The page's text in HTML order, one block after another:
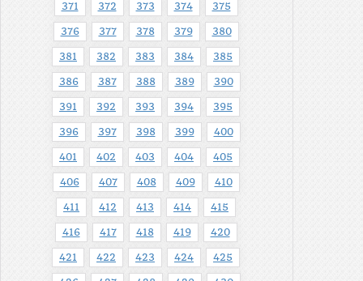
371 372 373 374 375
376 377 378 379 380
381 382 383 384 385
386 387 388 389 390
391 392 393 394 395
396 397 398 399 400
401 402 403 404 405
406 407 408 409 410
411 412 413 414 415
416 417 418 419 420
421 422 423 424 425